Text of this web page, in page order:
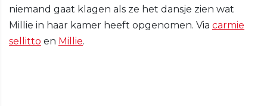
niemand gaat klagen als ze het dansje zien wat
Millie in haar kamer heeft opgenomen. Via carmie
sellitto en Millie.